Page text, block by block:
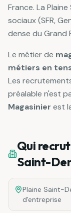
France. La
sociaux (SFR,
dense du Grand
Le métier de
métiers en
Les
préalable n'est
Magasinier est
Qui
Saint-
Plaine Saint-
d'entreprise